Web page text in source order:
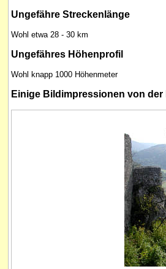
Ungefähre Streckenlänge
Wohl etwa 28 - 30 km
Ungefähres Höhenprofil
Wohl knapp 1000 Höhenmeter
Einige Bildimpressionen von der